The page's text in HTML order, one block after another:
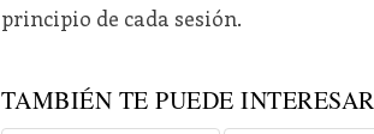
principio de cada sesión.
TAMBIÉN TE PUEDE